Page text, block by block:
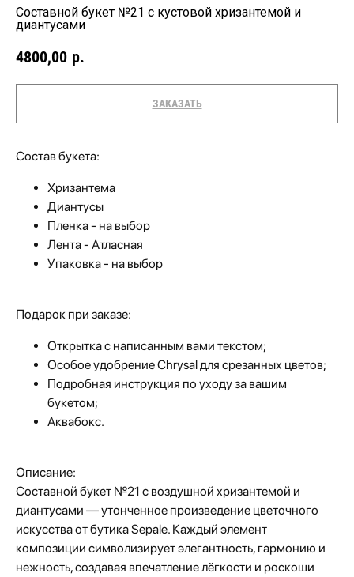
Cоставной букет №21 с кустовой хризантемой и
диантусами
4800,00 р.
ЗАКАЗАТЬ
Состав букета:
Хризантема
Диантусы
Пленка - на выбор
Лента - Атласная
Упаковка - на выбор
Подарок при заказе:
Открытка с написанным вами текстом;
Особое удобрение Chrysal для срезанных цветов;
Подробная инструкция по уходу за вашим
букетом;
Аквабокс.
Описание:
Составной букет №21 с воздушной хризантемой и
диантусами — утонченное произведение цветочного
искусства от бутика Sepale. Каждый элемент
композиции символизирует элегантность, гармонию и
нежность, создавая впечатление лёгкости и роскоши